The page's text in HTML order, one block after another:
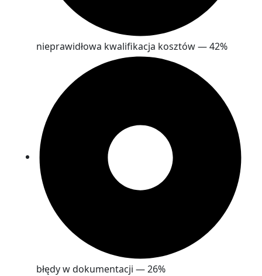
nieprawidłowa kwalifikacja kosztów — 42%
błędy w dokumentacji — 26%